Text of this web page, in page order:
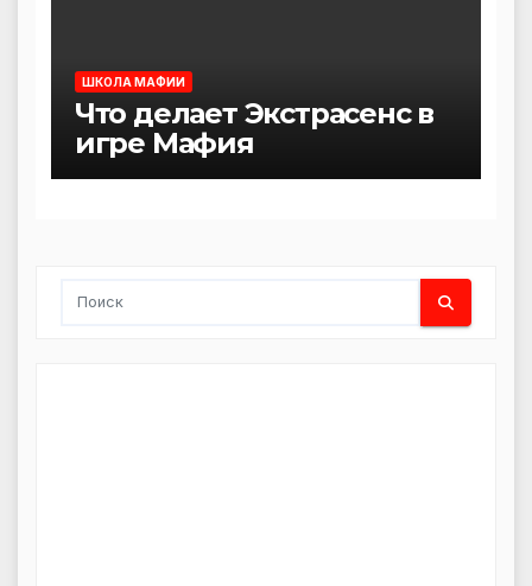
ШКОЛА МАФИИ
Что делает Экстрасенс в
игре Мафия